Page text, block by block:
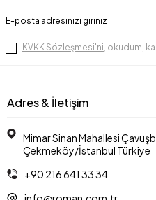
KVKK Sözleşmesi'ni, okudum,
Adres & İletişim
Mimar Sinan Mahallesi
Çekmeköy/İstanbul Türkiye
+90 216 641 33 34